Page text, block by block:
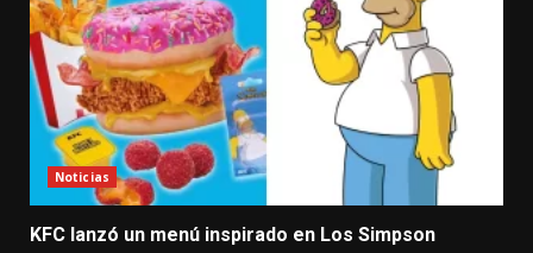
Noticias
KFC lanzó un menú inspirado en Los Simpson